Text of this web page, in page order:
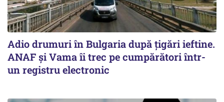
Adio drumuri în Bulgaria după țigări ieftine.
ANAF și Vama îi trec pe cumpărători într-
un registru electronic